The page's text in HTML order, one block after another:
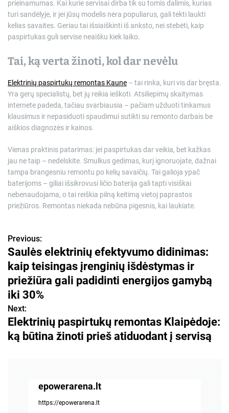
prieinamumas. Kai kurie servisai dirba tik su tomis dalimis, kurias
turi sandėlyje, ir jei jūsų modelis nėra populiarus, gali tekti laukti
kelias savaites. Geriau tai išsiaiškinti iš anksto, nei stebėti, kaip
paspirtukas guli servise neaišku kiek laiko.
Tai, ką verta žinoti, kol dar nevėlu
Elektrinių paspirtukų remontas Kaune – tai rinka, kuri vis dar bręsta.
Yra gerų specialistų, bet jų reikia ieškoti. Atsiliepimų skaitymas
internete padeda, tačiau svarbiausia – pačiam užduoti tinkamus
klausimus ir nepasiduoti spaudimui sutikti su remonto darbais be
aiškios diagnozės ir kainos.
Vienas praktinis patarimas: jei paspirtukas dar veikia, bet kažkas
jau ne taip – nedelskite. Smulkus gedimas, kurį ignoruojate, dažnai
tampa brangesniu remontu po kelių savaičių. Tai galioja ypač
baterijoms – giliai išsikrovusi ličio baterija gali tapti visiškai
nebenaudojama, o tai reiškia pilną keitimą vietoj paprastos
priežiūros. Remontas niekada nebūna pigesnis, kai laukiate.
N
a
v
i
g
a
Previous:
Saulės elektrinių efektyvumo didinimas:
kaip teisingas įrenginių išdėstymas ir
priežiūra gali padidinti energijos gamybą
iki 30%
Next:
Elektrinių paspirtukų remontas Klaipėdoje:
ką būtina žinoti prieš atiduodant į servisą
epowerarena.lt
https://epowerarena.lt